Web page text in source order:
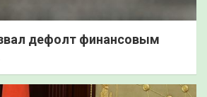
дефолт финансовым